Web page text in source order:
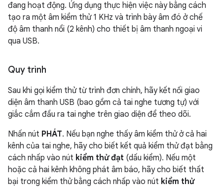
đang hoạt động. Ứng dụng thực hiện việc này bằng cách
tạo ra một âm kiểm thử 1 KHz và trình bày âm đó ở chế
độ âm thanh nổi (2 kênh) cho thiết bị âm thanh ngoại vi
qua USB.
Quy trình
Sau khi gọi kiểm thử từ trình đơn chính, hãy kết nối giao
diện âm thanh USB (bao gồm cả tai nghe tương tự) với
giắc cắm đầu ra tai nghe trên giao diện để theo dõi.
Nhấn nút PHÁT. Nếu bạn nghe thấy âm kiểm thử ở cả hai
kênh của tai nghe, hãy cho biết kết quả kiểm thử đạt bằng
cách nhấp vào nút kiểm thử đạt (dấu kiểm). Nếu một
hoặc cả hai kênh không phát âm báo, hãy cho biết thất
bại trong kiểm thử bằng cách nhấp vào nút kiểm thử